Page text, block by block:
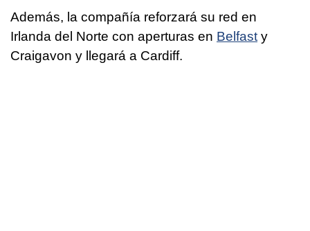
Además, la compañía reforzará su red en
Irlanda del Norte con aperturas en Belfast y
Craigavon y llegará a Cardiff.